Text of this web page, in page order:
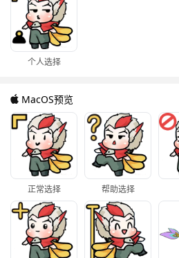
个人选择
MacOS预览
正常选择 帮助选择